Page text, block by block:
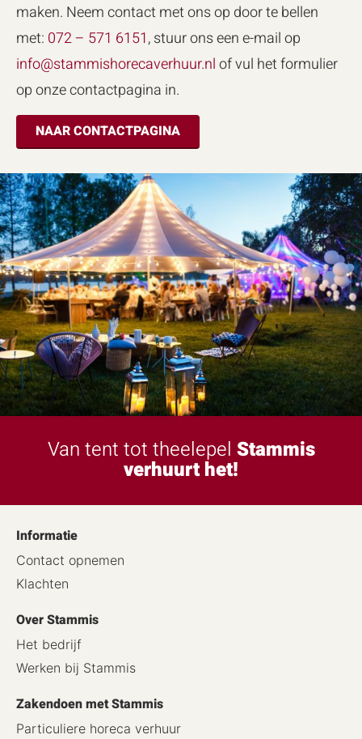
maken. Neem contact met ons op door te bellen
met: 072 – 571 6151, stuur ons een e-mail op
info@stammishorecaverhuur.nlof vul het formulier
op onze contactpagina in.
NAAR CONTACTPAGINA
Van tent tot theelepel Stammis
verhuurt het!
Informatie
Contact opnemen
Klachten
Over Stammis
Het bedrijf
Werken bij Stammis
Zakendoen met Stammis
Particuliere horeca verhuur